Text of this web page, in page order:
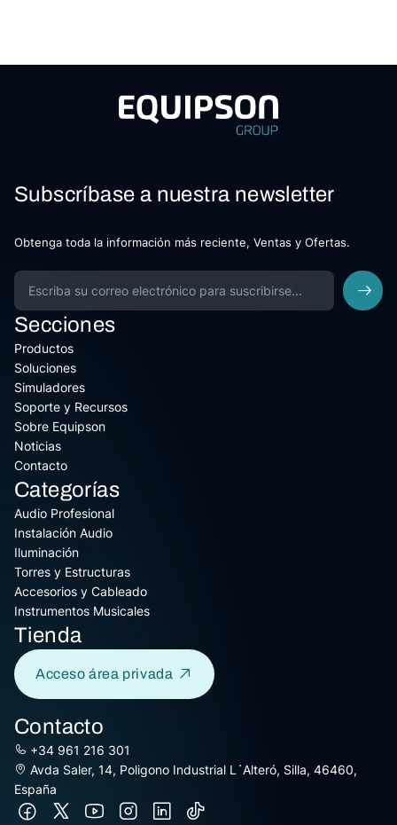
Subscríbase a nuestra newsletter
Obtenga toda la información más reciente, Ventas y Ofertas.
Secciones
Productos
Soluciones
Simuladores
Soporte y Recursos
Sobre Equipson
Noticias
Contacto
Categorías
Audio Profesional
Instalación Audio
Iluminación
Torres y Estructuras
Accesorios y Cableado
Instrumentos Musicales
Tienda
Acceso área privada
Contacto
+34 961 216 301
Avda Saler, 14, Poligono Industrial L´Alteró, Silla, 46460,
España